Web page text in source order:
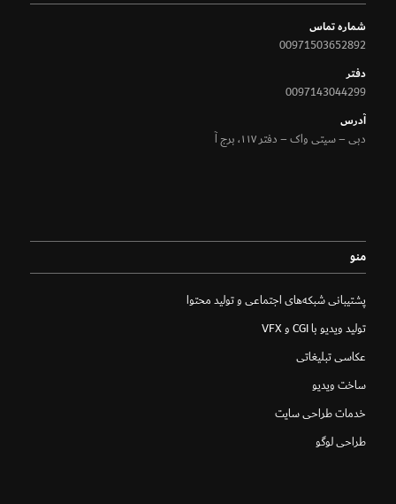
شماره تماس
00971503652892
دفتر
0097143044299
آدرس
دبی – سیتی واک – دفتر ۱۱۷، برج آ
منو
پشتیبانی شبکه‌های اجتماعی و تولید محتوا
تولید ویدیو با CGI و VFX
عکاسی تبلیغاتی
ساخت ویدیو
خدمات طراحی سایت
طراحی لوگو